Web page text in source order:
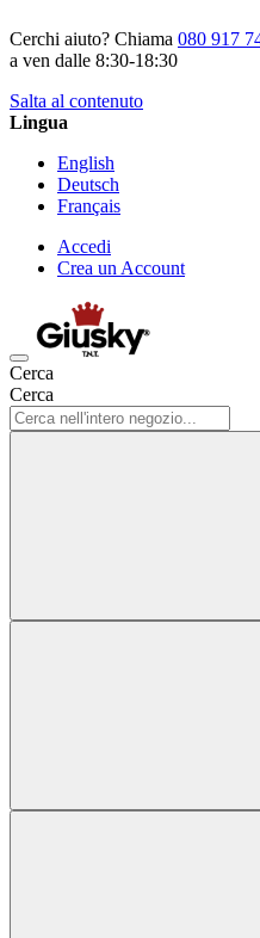
Cerchi aiuto? Chiama 080 917
a ven dalle 8:30-18:30
Salta al contenuto
Lingua
English
Deutsch
Français
Accedi
Crea un Account
Cerca
Cerca